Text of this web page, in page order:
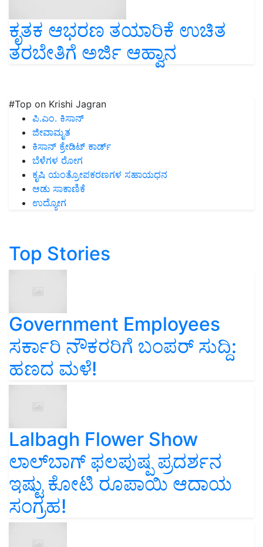
ಕೃತಕ ಆಭರಣ ತಯಾರಿಕೆ ಉಚಿತ
ತರಬೇತಿಗೆ ಅರ್ಜಿ ಆಹ್ವಾನ
#Top on Krishi Jagran
ಪಿ.ಎಂ. ಕಿಸಾನ್
ಜೀವಾಮೃತ
ಕಿಸಾನ್ ಕ್ರೇಡಿಟ್ ಕಾರ್ಡ್
ಬೆಳೆಗಳ ರೋಗ
ಕೃಷಿ ಯಂತ್ರೋಪಕರಣಗಳ ಸಹಾಯಧನ
ಆಡು ಸಾಕಾಣಿಕೆ
ಉದ್ಯೋಗ
Top Stories
Government Employees
ಸರ್ಕಾರಿ ನೌಕರರಿಗೆ ಬಂಪರ್‌ ಸುದ್ದಿ:
ಹಣದ ಮಳೆ!
Lalbagh Flower Show
ಲಾಲ್‌ಬಾಗ್ ಫಲಪುಷ್ಪ ಪ್ರದರ್ಶನ
ಇಷ್ಟು ಕೋಟಿ ರೂಪಾಯಿ ಆದಾಯ
ಸಂಗ್ರಹ!